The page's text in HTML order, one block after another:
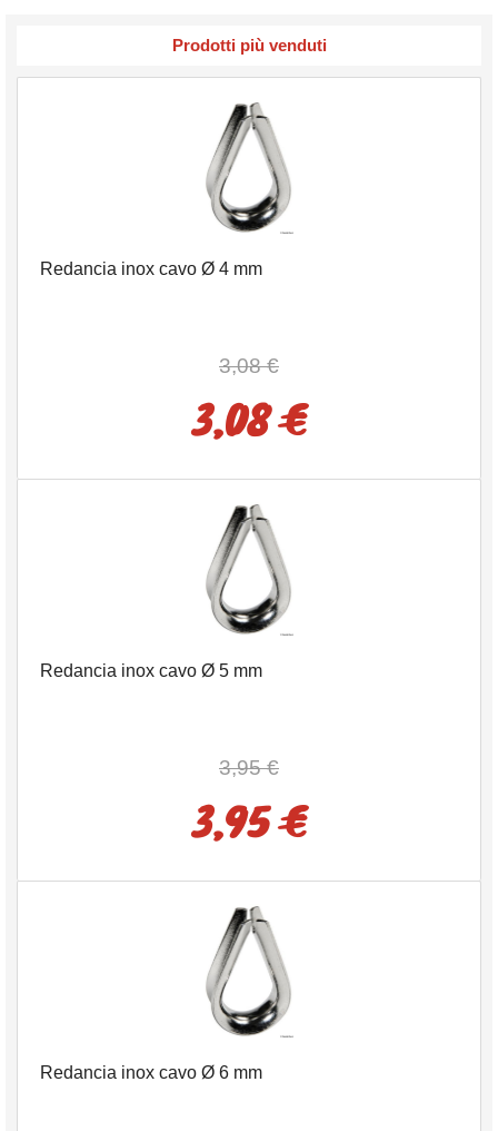
Prodotti più venduti
Redancia inox cavo Ø 4 mm
3,08 €
3,08 €
Redancia inox cavo Ø 5 mm
3,95 €
3,95 €
Redancia inox cavo Ø 6 mm